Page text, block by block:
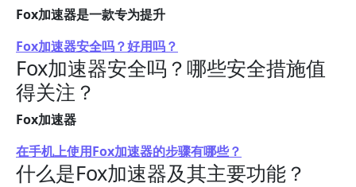
Fox加速器是一款专为提升
Fox加速器安全吗？好用吗？
Fox加速器安全吗？哪些安全措施值
得关注？
Fox加速器
在手机上使用Fox加速器的步骤有哪些？
什么是Fox加速器及其主要功能？